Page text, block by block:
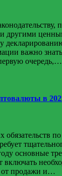
другими
важно
очередь,…
в
основные
от продажи и…